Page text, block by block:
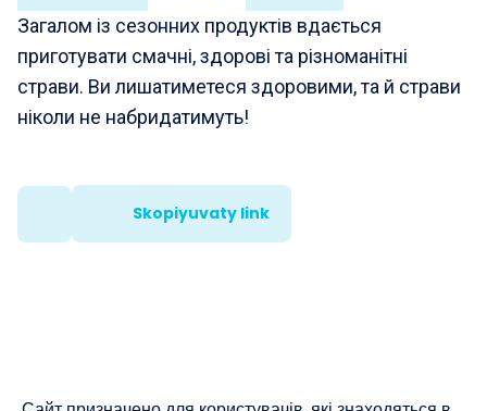
Загалом із сезонних продуктів вдається
приготувати смачні, здорові та різноманітні
страви. Ви лишатиметеся здоровими, та й страви
ніколи не набридатимуть!
Skopiyuvaty link